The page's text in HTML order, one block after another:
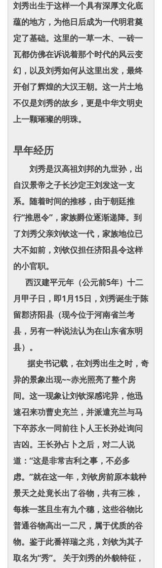
刘秀出生于这样一个具有深厚文化底
蕴的地方，为他日后成为一代明君奠
定了基础。这里的一草一木、一砖一
瓦都仿佛在诉说着那个时代的风云变
幻，以及刘秀如何从这里出发，最终
开创了辉煌的大汉王朝。这一片土地
不仅是刘秀的故乡，更是中华文明史
上一颗璀璨的明珠。
早年经历
刘秀是汉高祖刘邦的九世孙，出
自汉景帝之子长沙定王刘发这一支
系。随着时间的推移，由于朝廷推
行“推恩令”，家族爵位逐渐递降。到
了刘秀父亲刘钦这一代，家族地位已
大不如前，刘钦仅担任济阳县令这样
的小官职。
西汉建平元年（公元前5年）十二
月甲子日，即1月15日，刘秀诞生于陈
留郡济阳县（现今位于河南省兰考
县，另有一种说法认为在山东省东明
县）。
据史书记载，在刘秀出生之时，奇
异的景象出现~~赤光照亮了整个房
间。这一现象让刘钦深感诧异，他迅
速召来功曹史充兰，并派遣充兰与马
下卒苏永一同前往卜人王长孙处询问
吉凶。王长孙占卜之后，对二人说
道：“这是非常吉利之事，不必多
虑。”就在这一年，刘钦房前原本栽种
景天之处竟长出了谷物，共有三株，
每株一茎且生有九个穗，这些谷物比
普通谷物高出一二尺，属于优质的谷
物。鉴于此番祥瑞之兆，刘钦为其子
取名为“秀”。 关于刘秀的外貌特征，